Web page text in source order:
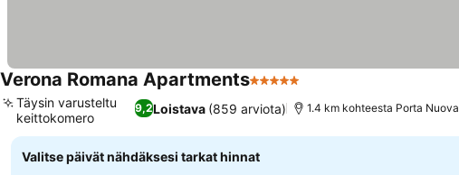
Verona Romana Apartments5 Tähtiluokitus
9,2Loistava (859 arviota)
Täysin varusteltu
keittokomero
1.4 km kohteesta Porta Nuova
Valitse päivät nähdäksesi tarkat hinnat